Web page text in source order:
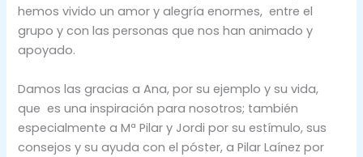
hemos vivido un amor y alegría enormes, entre el
grupo y con las personas que nos han animado y
apoyado.
Damos las gracias a Ana, por su ejemplo y su vida,
que es una inspiración para nosotros; también
especialmente a Mª Pilar y Jordi por su estímulo, sus
consejos y su ayuda con el póster, a Pilar Laínez por